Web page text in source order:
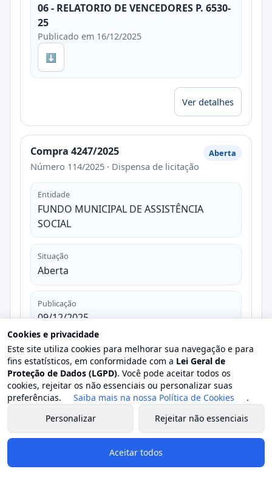
06 - RELATORIO DE VENCEDORES P. 6530-
25
Publicado em 16/12/2025
⬇
Ver detalhes
Compra 4247/2025
Número 114/2025 · Dispensa de licitação
Aberta
Entidade
FUNDO MUNICIPAL DE ASSISTÊNCIA
SOCIAL
Situação
Aberta
Publicação
09/12/2025
Abertura
15/12/2025
Valor estimado
Cookies e privacidade
Este site utiliza cookies para melhorar sua navegação e para
fins estatísticos, em conformidade com a Lei Geral de
Proteção de Dados (LGPD). Você pode aceitar todos os
cookies, rejeitar os não essenciais ou personalizar suas
preferências.
Saiba mais na nossa Política de Cookies
.
Personalizar
Rejeitar não essenciais
Aceitar todos